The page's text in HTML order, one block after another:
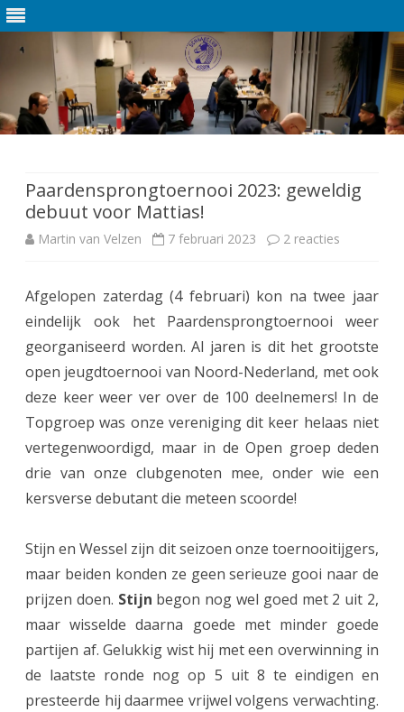
de
inhoud
Paardensprongtoernooi 2023: geweldig
debuut voor Mattias!
Martin van Velzen 7 februari 2023 2 reacties
P
a
r
d
p
o
n
g
Afgelopen zaterdag (4 februari) kon na twee jaar
eindelijk ook het Paardensprongtoernooi weer
georganiseerd worden. Al jaren is dit het grootste
open jeugdtoernooi van Noord-Nederland, met ook
deze keer weer ver over de 100 deelnemers! In de
Topgroep was onze vereniging dit keer helaas niet
vertegenwoordigd, maar in de Open groep deden
drie van onze clubgenoten mee, onder wie een
kersverse debutant die meteen scoorde!
Stijn en Wessel zijn dit seizoen onze toernooitijgers,
maar beiden konden ze geen serieuze gooi naar de
prijzen doen. Stijn begon nog wel goed met 2 uit 2,
maar wisselde daarna goede met minder goede
partijen af. Gelukkig wist hij met een overwinning in
de laatste ronde nog op 5 uit 8 te eindigen en
presteerde hij daarmee vrijwel volgens verwachting.